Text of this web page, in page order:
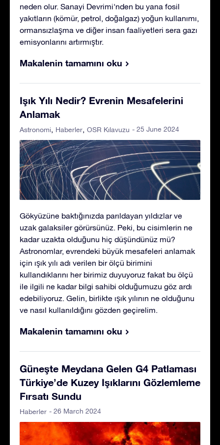
neden olur. Sanayi Devrimi'nden bu yana fosil
yakıtların (kömür, petrol, doğalgaz) yoğun kullanımı,
ormansızlaşma ve diğer insan faaliyetleri sera gazı
emisyonlarını artırmıştır.
Makalenin tamamını oku
Işık Yılı Nedir? Evrenin Mesafelerini
Anlamak
Astronomi Haberler OSR Kılavuzu - 25 June 2024
Gökyüzüne baktığınızda parıldayan yıldızlar ve
uzak galaksiler görürsünüz. Peki, bu cisimlerin ne
kadar uzakta olduğunu hiç düşündünüz mü?
Astronomlar, evrendeki büyük mesafeleri anlamak
için ışık yılı adı verilen bir ölçü birimini
kullandıklarını her birimiz duyuyoruz fakat bu ölçü
ile ilgili ne kadar bilgi sahibi olduğumuzu göz ardı
edebiliyoruz. Gelin, birlikte ışık yılının ne olduğunu
ve nasıl kullanıldığını gözden geçirelim.
Makalenin tamamını oku
Güneşte Meydana Gelen G4 Patlaması
Türkiye’de Kuzey Işıklarını Gözlemleme
Fırsatı Sundu
Haberler - 26 March 2024